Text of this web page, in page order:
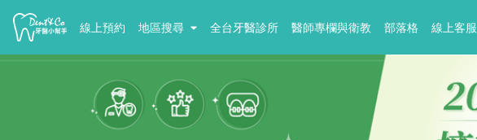
線上預約 地區搜尋 全台牙醫診所 醫師專欄與衛教 部落格 線上客服